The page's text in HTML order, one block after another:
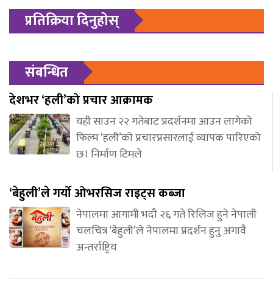
प्रतिक्रिया दिनुहोस्
संबन्धित
देशभर ‘हली’को प्रचार आक्रामक
यही साउन २२ गतेबाट प्रदर्शनमा आउन लागेको
फिल्म ‘हली’को प्रचारप्रसारलाई व्यापक पारिएको
छ। निर्माण टिमले
‘बेहुली’ले गर्यो ओभरसिज राइट्स कब्जा
नेपालमा आगामी भदौ २६ गते रिलिज हुने नेपाली
चलचित्र ‘बेहुली’ले नेपालमा प्रदर्शन हुनु अगावै
अन्तर्राष्ट्रिय